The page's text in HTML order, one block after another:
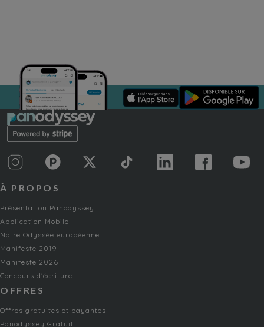
À PROPOS
Présentation Panodyssey
Application Mobile
Notre Odyssée européenne
Manifeste 2019
Manifeste 2026
Concours d'écriture
OFFRES
Offres gratuites et payantes
Panodyssey Gratuit